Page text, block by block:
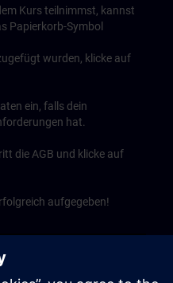
Kurs teilnimmst, kannst
Papierkorb-Symbol
wurden, klicke auf
ein, falls dein
hat.
die AGB und klicke auf
aufgegeben!